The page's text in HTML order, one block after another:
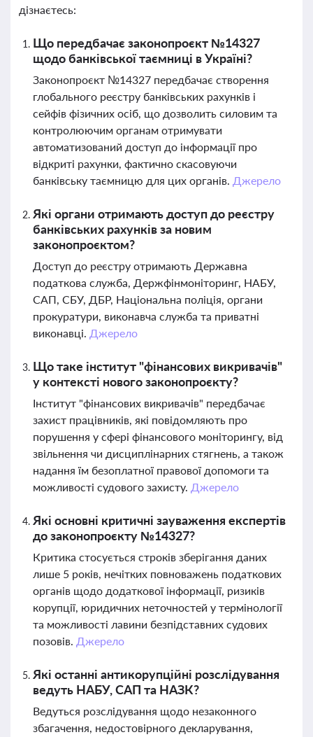
дізнаєтесь:
Що передбачає законопроєкт №14327
щодо банківської таємниці в Україні?
Законопроєкт №14327 передбачає створення
глобального реєстру банківських рахунків і
сейфів фізичних осіб, що дозволить силовим та
контролюючим органам отримувати
автоматизований доступ до інформації про
відкриті рахунки, фактично скасовуючи
банківську таємницю для цих органів. Джерело
Які органи отримають доступ до реєстру
банківських рахунків за новим
законопроєктом?
Доступ до реєстру отримають Державна
податкова служба, Держфінмоніторинг, НАБУ,
САП, СБУ, ДБР, Національна поліція, органи
прокуратури, виконавча служба та приватні
виконавці. Джерело
Що таке інститут "фінансових викривачів"
у контексті нового законопроєкту?
Інститут "фінансових викривачів" передбачає
захист працівників, які повідомляють про
порушення у сфері фінансового моніторингу, від
звільнення чи дисциплінарних стягнень, а також
надання їм безоплатної правової допомоги та
можливості судового захисту. Джерело
Які основні критичні зауваження експертів
до законопроєкту №14327?
Критика стосується строків зберігання даних
лише 5 років, нечітких повноважень податкових
органів щодо додаткової інформації, ризиків
корупції, юридичних неточностей у термінології
та можливості лавини безпідставних судових
позовів. Джерело
Які останні антикорупційні розслідування
ведуть НАБУ, САП та НАЗК?
Ведуться розслідування щодо незаконного
збагачення, недостовірного декларування,